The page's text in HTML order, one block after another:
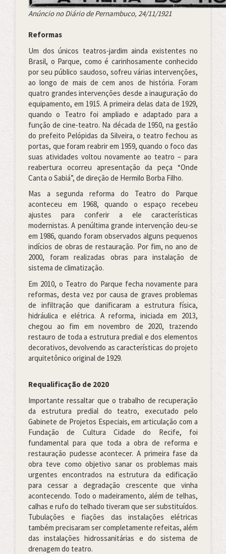
Anúncio no Diário de Pernambuco, 24/11/1921
Reformas
Um dos únicos teatros-jardim ainda existentes no
Brasil, o Parque, como é carinhosamente conhecido
por seu público saudoso, sofreu várias intervenções,
ao longo de mais de cem anos de história. Foram
quatro grandes intervenções desde a inauguração do
equipamento, em 1915. A primeira delas data de 1929,
quando o Teatro foi ampliado e adaptado para a
função de cine-teatro. Na década de 1950, na gestão
do prefeito Pelópidas da Silveira, o teatro fechou as
portas, que foram reabrir em 1959, quando o foco das
suas atividades voltou novamente ao teatro – para
reabertura ocorreu apresentação da peça “Onde
Canta o Sabiá”, de direção de Hermilo Borba Filho.
Mas a segunda reforma do Teatro do Parque
aconteceu em 1968, quando o espaço recebeu
ajustes para conferir a ele características
modernistas. A penúltima grande intervenção deu-se
em 1986, quando foram observados alguns pequenos
indícios de obras de restauração. Por fim, no ano de
2000, foram realizadas obras para instalação de
sistema de climatização.
Em 2010, o Teatro do Parque fecha novamente para
reformas, desta vez por causa de graves problemas
de infiltração que danificaram a estrutura física,
hidráulica e elétrica. A reforma, iniciada em 2013,
chegou ao fim em novembro de 2020, trazendo
restauro de toda a estrutura predial e dos elementos
decorativos, devolvendo as características do projeto
arquitetônico original de 1929.
Requalificação de 2020
Importante ressaltar que o trabalho de recuperação
da estrutura predial do teatro, executado pelo
Gabinete de Projetos Especiais, em articulação com a
Fundação de Cultura Cidade do Recife, foi
fundamental para que toda a obra de reforma e
restauração pudesse acontecer. A primeira fase da
obra teve como objetivo sanar os problemas mais
urgentes encontrados na estrutura da edificação
para cessar a degradação crescente que vinha
acontecendo. Todo o madeiramento, além de telhas,
calhas e rufo do telhado tiveram que ser substituídos.
Tubulações e fiações das instalações elétricas
também precisaram ser completamente refeitas, além
das instalações hidrossanitárias e do sistema de
drenagem do teatro.